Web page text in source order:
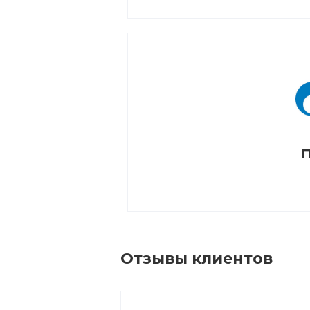
Отзывы клиентов